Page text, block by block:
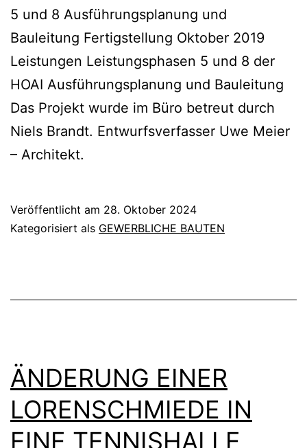
5 und 8 Ausführungsplanung und
Bauleitung Fertigstellung Oktober 2019
Leistungen Leistungsphasen 5 und 8 der
HOAI Ausführungsplanung und Bauleitung
Das Projekt wurde im Büro betreut durch
Niels Brandt. Entwurfsverfasser Uwe Meier
– Architekt.
Veröffentlicht am 28. Oktober 2024
Kategorisiert als GEWERBLICHE BAUTEN
ÄNDERUNG EINER
LORENSCHMIEDE IN
EINE TENNISHALLE